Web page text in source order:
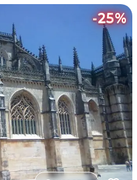
-25%